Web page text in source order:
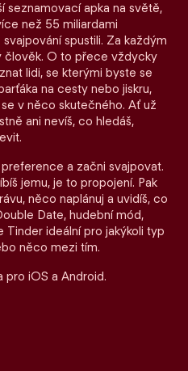
seznamovací apka na světě,
než 55 miliardami
spustili. Za každým
člověk. O to přece vždycky
lidi, se kterými byste se
na cesty nebo jiskru,
v něco skutečného. Ať už
ani nevíš, co hledáš,
a začni svajpovat.
jemu, je to propojení. Pak
něco naplánuj a uvidíš, co
Date, hudební mód,
Tinder ideální pro jakýkoli typ
něco mezi tím.
pro iOS a Android.